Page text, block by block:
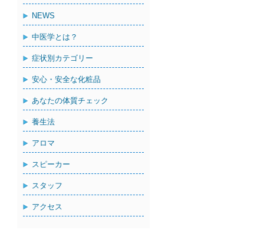
NEWS
中医学とは？
症状別カテゴリー
安心・安全な化粧品
あなたの体質チェック
養生法
アロマ
スピーカー
スタッフ
アクセス